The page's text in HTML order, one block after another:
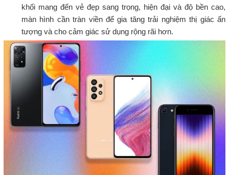
khối mang đến vẻ đẹp sang trọng, hiện đại và độ bền cao,
màn hình cần tràn viền để gia tăng trải nghiệm thị giác ấn
tượng và cho cảm giác sử dụng rộng rãi hơn.